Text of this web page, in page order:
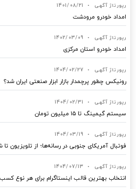
رپورتاژ آگهی •
1401/08/21
امداد خودرو مرودشت
رپورتاژ آگهی •
1402/03/09
امداد خودرو استان مرکزی
رپورتاژ آگهی •
1404/02/27
رونیکس چطور پرچمدار بازار ابزار صنعتی ایران شد؟
رپورتاژ آگهی •
1404/02/31
سیستم گیمینگ تا ۱۵ میلیون تومان
رپورتاژ آگهی •
1404/03/19
فوتبال آمریکای جنوبی در رسانه‌ها؛ از تلویزیون
رپورتاژ آگهی •
1404/07/13
انتخاب بهترین قالب‌ اینستاگرام برای هر نوع کسب‌